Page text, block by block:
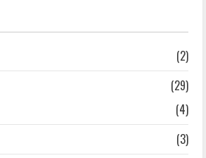
(2)
(29)
(4)
(3)